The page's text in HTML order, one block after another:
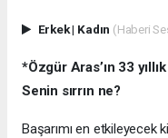
Erkek| Kadın (Haberi
*Özgür Aras’ın 33
Senin sırrın ne?
Başarımı en etkileyecek